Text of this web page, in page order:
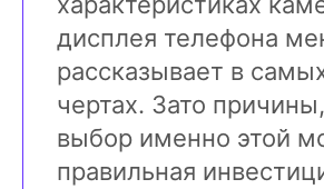
дисплея телефона
рассказывает в
чертах. Зато
выбор именно этой
правильная